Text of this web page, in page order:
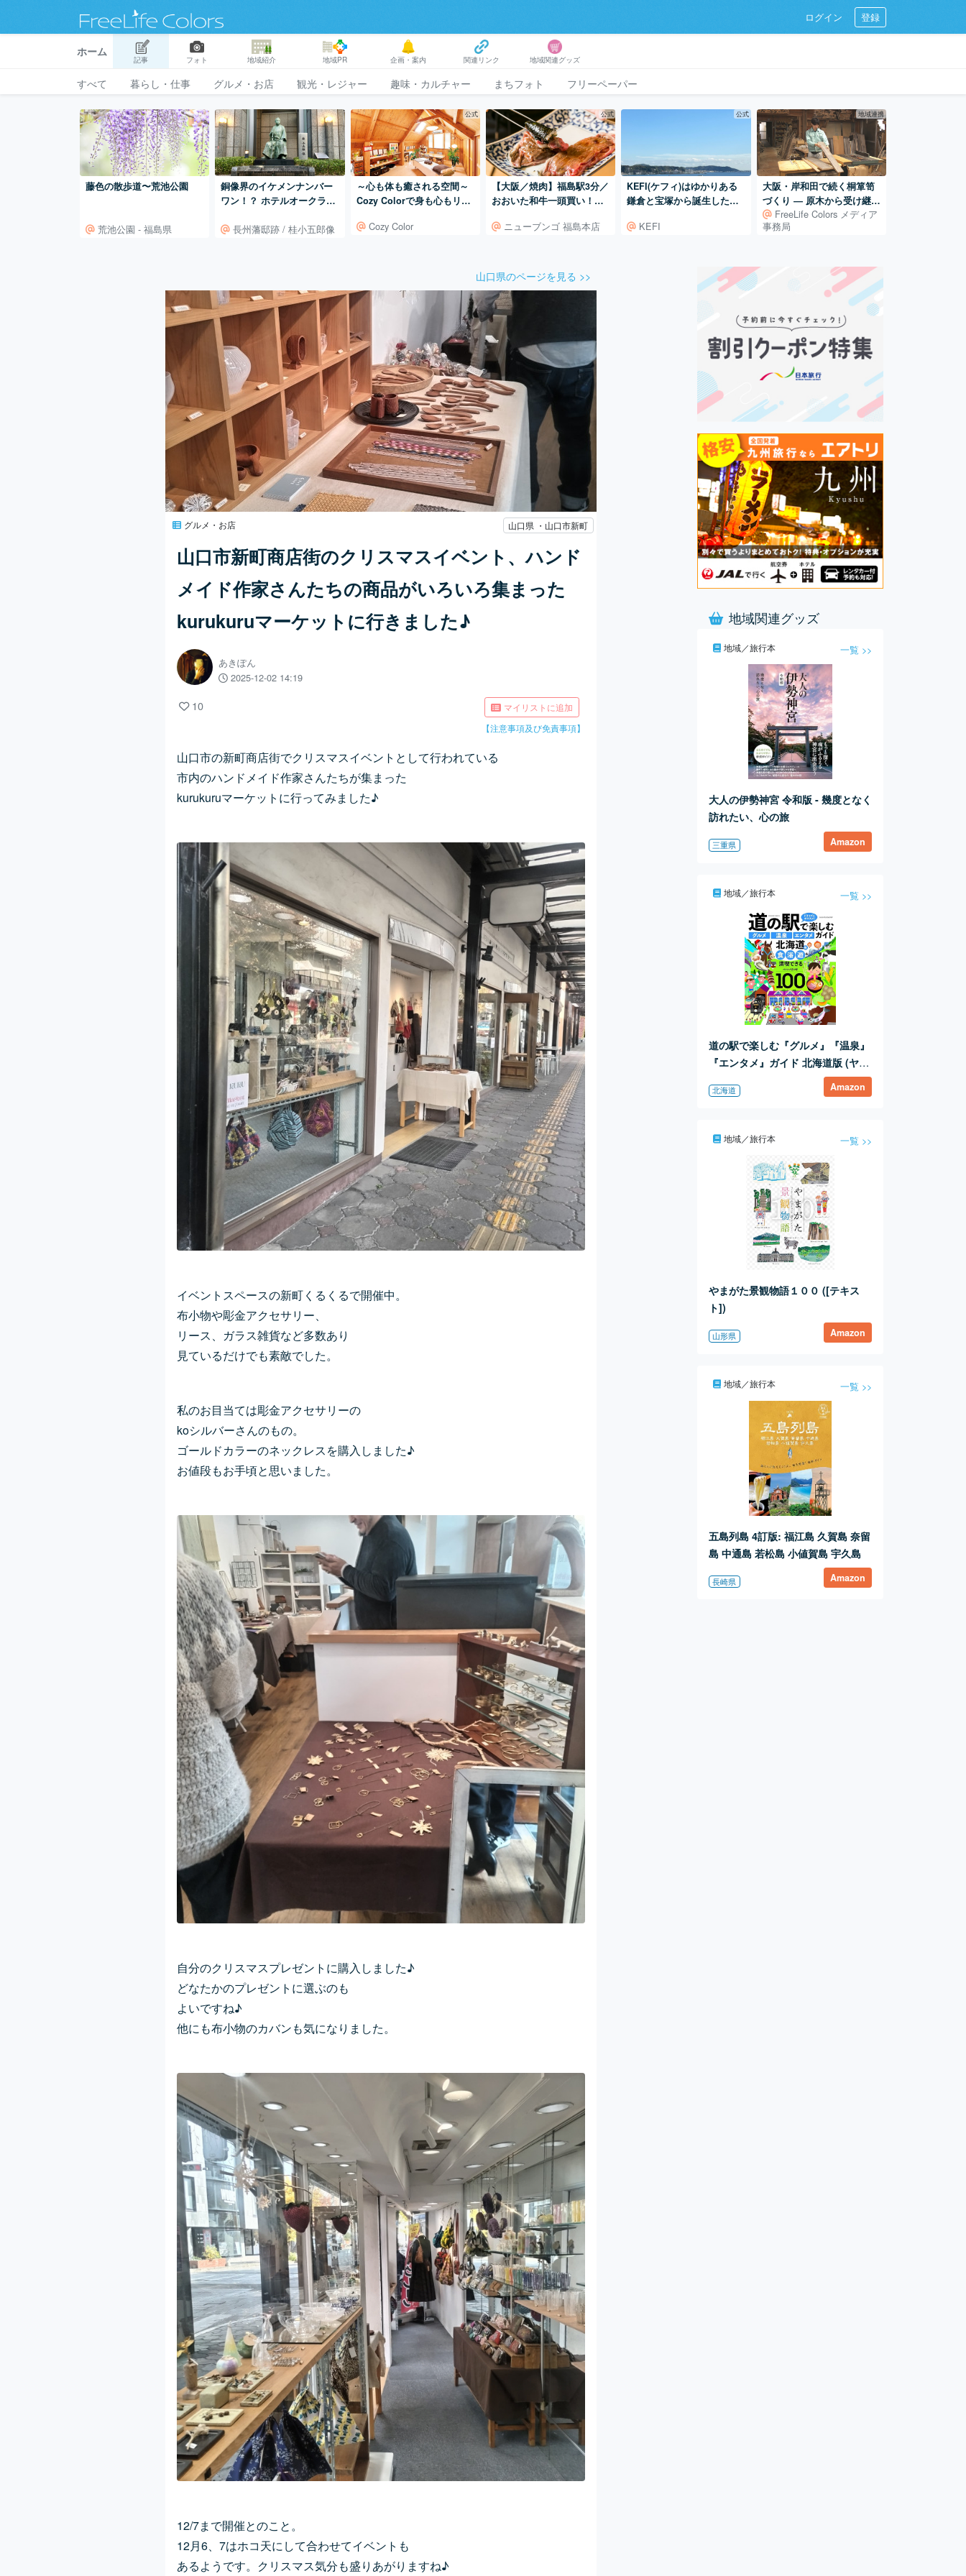
ログイン 登録
ホーム
記事 フォト 地域紹介 地域PR 企画・案内 関連リンク 地域関連グッズ
すべて 暮らし・仕事 グルメ・お店 観光・レジャー 趣味・カルチャー まちフォト フリーペーパー
藤色の散歩道〜荒池公園
荒池公園 - 福島県
銅像界のイケメンナンバー
ワン！？ ホテルオークラの
長州藩邸跡 / 桂小五郎像
公式
～心も体も癒される空間～
Cozy Colorで身も心もリフ
Cozy Color
公式
【大阪／焼肉】福島駅3分／
おおいた和牛一頭買い！お
ニューブンゴ 福島本店
公式
KEFI(ケフィ)はゆかりある
鎌倉と宝塚から誕生したハ
KEFI
地域連携
大阪・岸和田で続く桐箪笥
づくり ― 原木から受け継ぐ
田中家具製作所の仕事
FreeLife Colors メディア
事務局
山口県のページを見る >>
グルメ・お店 山口県 ・山口市新町
山口市新町商店街のクリスマスイベント、ハンド
メイド作家さんたちの商品がいろいろ集まった
kurukuruマーケットに行きました♪
あきぽん
2025-12-02 14:19
10
マイリストに追加
【注意事項及び免責事項】
山口市の新町商店街でクリスマスイベントとして行われている
市内のハンドメイド作家さんたちが集まった
kurukuruマーケットに行ってみました♪
イベントスペースの新町くるくるで開催中。
布小物や彫金アクセサリー、
リース、ガラス雑貨など多数あり
見ているだけでも素敵でした。
私のお目当ては彫金アクセサリーの
koシルバーさんのもの。
ゴールドカラーのネックレスを購入しました♪
お値段もお手頃と思いました。
自分のクリスマスプレゼントに購入しました♪
どなたかのプレゼントに選ぶのも
よいですね♪
他にも布小物のカバンも気になりました。
12/7まで開催とのこと。
12月6、7はホコ天にして合わせてイベントも
あるようです。クリスマス気分も盛りあがりますね♪
地域関連グッズ
地域／旅行本 一覧 >>
大人の伊勢神宮 令和版 - 幾度となく
訪れたい、心の旅
三重県 Amazon
地域／旅行本 一覧 >>
道の駅で楽しむ『グルメ』『温泉』
『エンタメ』ガイド 北海道版 (ヤエ
北海道 Amazon
地域／旅行本 一覧 >>
やまがた景観物語１００ ([テキス
ト])
山形県 Amazon
地域／旅行本 一覧 >>
五島列島 4訂版: 福江島 久賀島 奈留
島 中通島 若松島 小値賀島 宇久島
長崎県 Amazon